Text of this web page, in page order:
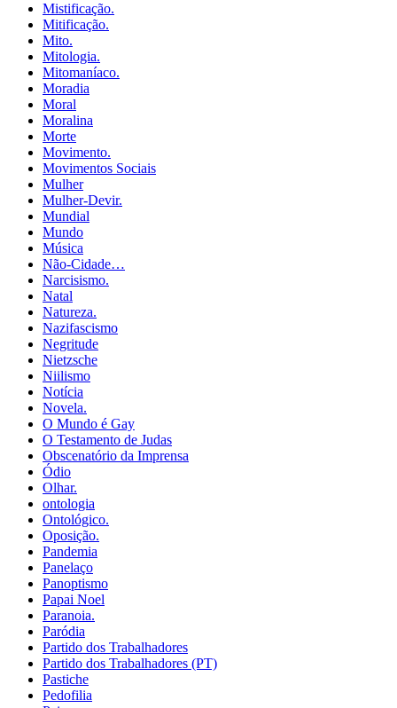
Mistificação.
Mitificação.
Mito.
Mitologia.
Mitomaníaco.
Moradia
Moral
Moralina
Morte
Movimento.
Movimentos Sociais
Mulher
Mulher-Devir.
Mundial
Mundo
Música
Não-Cidade…
Narcisismo.
Natal
Natureza.
Nazifascismo
Negritude
Nietzsche
Niilismo
Notícia
Novela.
O Mundo é Gay
O Testamento de Judas
Obscenatório da Imprensa
Ódio
Olhar.
ontologia
Ontológico.
Oposição.
Pandemia
Panelaço
Panoptismo
Papai Noel
Paranoia.
Paródia
Partido dos Trabalhadores
Partido dos Trabalhadores (PT)
Pastiche
Pedofilia